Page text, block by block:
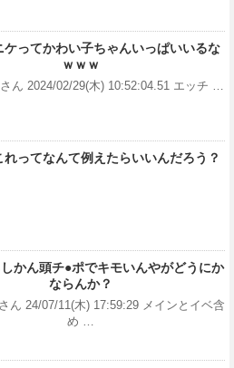
ケってかわい子ちゃんいっぱいいるな
ｗｗｗ
ん 2024/02/29(木) 10:52:04.51 エッチ …
れってなんて例えたらいいんだろう？
しかん頭チ●ポでキモいんやがどうにか
ならんか？
ん 24/07/11(木) 17:59:29 メインとイベ含
め …